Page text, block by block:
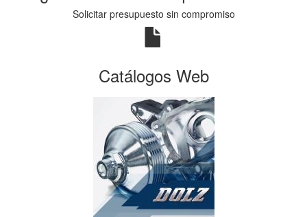
Solicitar presupuesto sin compromiso
Catálogos Web